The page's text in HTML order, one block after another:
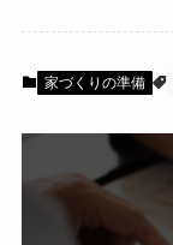
家づくりの準備